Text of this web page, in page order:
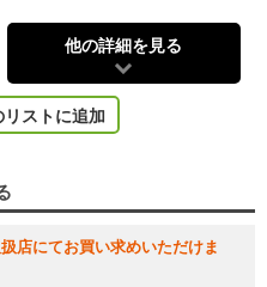
他の詳細を見る
ストに追加
店にてお買い求めいただけま